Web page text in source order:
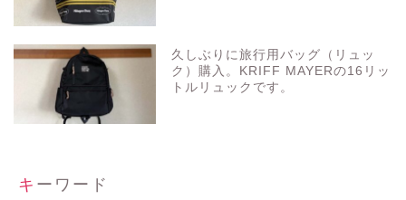
久しぶりに旅行用バッグ（リュッ
ク）購入。KRIFF MAYERの16リッ
トルリュックです。
キーワード